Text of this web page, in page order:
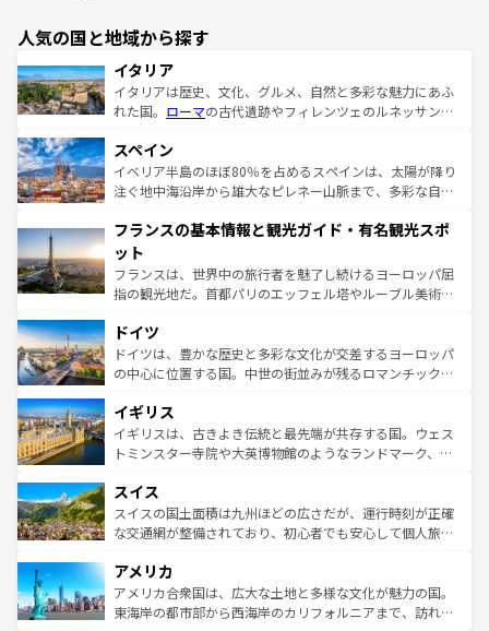
人気の国と地域から探す
イタリア
イタリアは歴史、文化、グルメ、自然と多彩な魅力にあふ
れた国。 ローマの古代遺跡やフィレンツェのルネッサンス
ろん、トスカーナの美しい田園風景やアマルフィ海岸の絶
景など、自然景観も見逃せない。観光の合間には、本場の
ピザやパスタなど、絶品のイタリア料理を堪能することも
ませてくれるイタリアで、忘れられない旅をしてみよう！
なお、新着のイタリア情報は
しい。
スペイン
イベリア半島のほぼ80％を占めるスペインは、太陽が降り
注ぐ地中海沿岸から雄大なピレネー山脈まで、多彩な自然
文化が根付くこの国では、情熱的なフラメンコ、熱気あふ
れる闘牛、そして美味しいタパスが生活の一部となってい
る。首都マドリードの洗練された雰囲気や、バルセロナの
アートに溢れた街角から、地方では古代ローマ遺跡や中世
せる。地方によって風土や気候が異なるスペインはその個
性で訪れる人を魅了する。 なお、新着のスペイン情報は コ
ンテンツ一覧を参照してほしい。
フランスの基本情報と観光ガイド・有名観光スポ
ット
フランスは、世界中の旅行者を魅了し続けるヨーロッパ屈
指の観光地だ。首都パリのエッフェル塔やルーブル美術館
で、幅広い魅力が詰まっている。華麗な宮殿、歴史的な大
聖堂、美しいビーチ、そして豊かな自然が、訪れる者を心
から魅了する。また、フランスは美食の国としても知ら
いる。シャンパンの発祥地であるランス、プロヴァンスの
香り高いラベンダー畑など、多彩な楽しみ方が可能だ。さ
らに、パリ以外の地域にも魅力が溢れており、どの街角に
れる地方に足を運ぶとそれぞれで全く異なる文化を体験で
きるだろう。 なお、新着のフランス情報はコンテンツ一覧
を参照してほしい。
ドイツ
ドイツは、豊かな歴史と多彩な文化が交差するヨーロッパ
の中心に位置する国。中世の街並みが残るロマンチック街
顔を持つこの国は、どこを歩いても飽きることがない。ベ
ルリンの文化的活気、バイエルン州のアルプスの絶景、そ
してライン川沿いのワイン畑といった風景は必見。ビール
は、お酒好きな人にはぜひ体験してほしい。 なお、新着の
ドイツ情報はコンテンツ一覧を参照してほしい。
イギリス
イギリスは、古きよき伝統と最先端が共存する国。ウェス
トミンスター寺院や大英博物館のようなランドマーク、歴
リアごとに異なる魅力がある。また、優雅なアフタヌーン
ティー、ビール好きにはたまらない英国パブ、サッカー観
戦など、本場だからこそできる体験も豊富。イギリスを旅
ンツ一覧を参照してほしい。
スイス
スイスの国土面積は九州ほどの広さだが、運行時刻が正確
な交通網が整備されており、初心者でも安心して個人旅行
の建物がそのまま残る町や、スイスならではのユニークな
博物館もあり、アルプス観光だけでなく町歩きも満喫する
ことができる。国民の所得が高いため物価も高いが、旅行
アメリカ
アメリカ合衆国は、広大な土地と多様な文化が魅力の国。
東海岸の都市部から西海岸のカリフォルニアまで、訪れる